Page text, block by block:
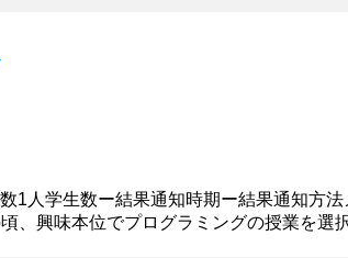
1人学生数ー結果通知時期ー結果通知方
、興味本位でプログラミングの授業を